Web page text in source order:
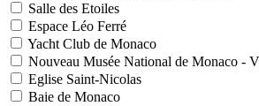
Salle des Etoiles
Espace Léo Ferré
Yacht Club de Monaco
Nouveau Musée National de Monaco -
Eglise Saint-Nicolas
Baie de Monaco